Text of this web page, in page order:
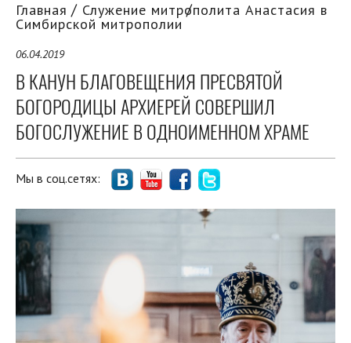
Главная Служение митрополита Анастасия в
Симбирской митрополии
06.04.2019
В КАНУН БЛАГОВЕЩЕНИЯ ПРЕСВЯТОЙ
БОГОРОДИЦЫ АРХИЕРЕЙ СОВЕРШИЛ
БОГОСЛУЖЕНИЕ В ОДНОИМЕННОМ ХРАМЕ
Мы в соц.сетях: